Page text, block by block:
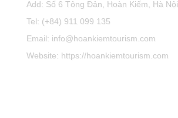
Add: Số 6 Tông Đản, Hoàn Kiếm, Hà Nội
Tel: (+84) 911 099 135
Email: info@hoankiemtourism.com
Website: https://hoankiemtourism.com